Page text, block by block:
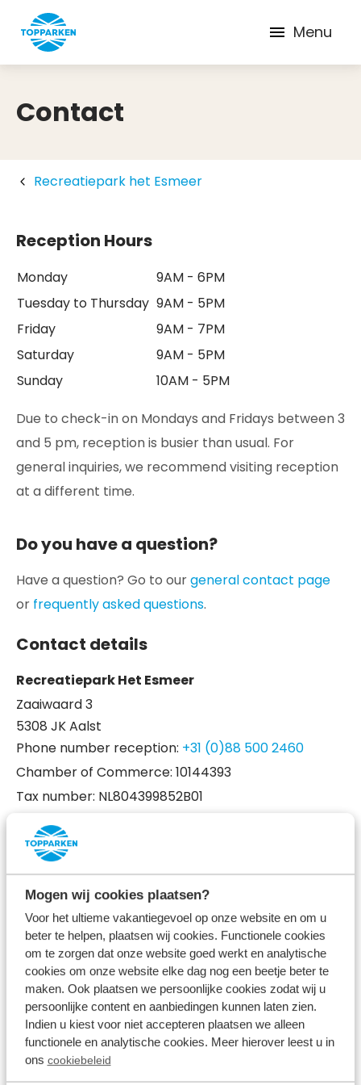
Mogen wij cookies plaatsen?
Voor het ultieme vakantiegevoel op onze website en om u
beter te helpen, plaatsen wij cookies. Functionele cookies
om te zorgen dat onze website goed werkt en analytische
cookies om onze website elke dag nog een beetje beter te
maken. Ook plaatsen we persoonlijke cookies zodat wij u
persoonlijke content en aanbiedingen kunnen laten zien.
Indien u kiest voor niet accepteren plaatsen we alleen
functionele en analytische cookies. Meer hierover leest u in
ons cookiebeleid
Menu
Contact
Recreatiepark het Esmeer
Reception Hours
Monday
9AM - 6PM
Tuesday to Thursday 9AM - 5PM
Friday
9AM - 7PM
Saturday
9AM - 5PM
Sunday
10AM - 5PM
Due to check-in on Mondays and Fridays between 3
and 5 pm, reception is busier than usual. For
general inquiries, we recommend visiting reception
at a different time.
Do you have a question?
Have a question? Go to ourgeneral contact page
or frequently asked questions.
Contact details
Recreatiepark Het Esmeer
Zaaiwaard 3
5308 JK Aalst
Phone number reception: +31 (0)88 500 2460
Chamber of Commerce: 10144393
Tax number: NL804399852B01
Guest service
Phone number:
+
−